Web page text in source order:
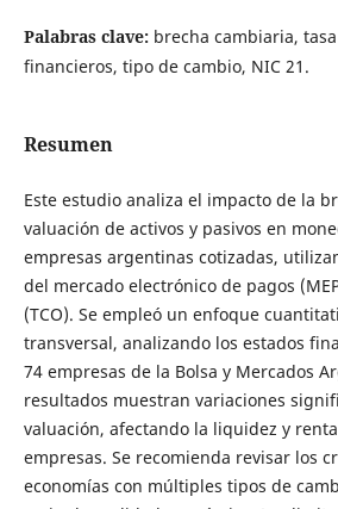
Palabras clave: brecha cambiaria,
financieros, tipo de cambio, NIC 21.
Resumen
Este estudio analiza el impacto de la
valuación de activos y pasivos en
empresas argentinas cotizadas,
del mercado electrónico de pagos
(TCO). Se empleó un enfoque
transversal, analizando los estados
74 empresas de la Bolsa y Mercados
resultados muestran variaciones
valuación, afectando la liquidez y
empresas. Se recomienda revisar los
economías con múltiples tipos de